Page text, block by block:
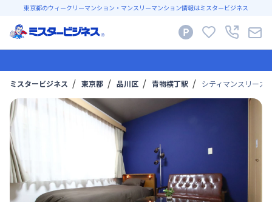
東京都のウィークリーマンション・マンスリーマンション情報はミスタービジネス
ミスタービジネス 東京都 品川区 青物横丁駅 シティマンスリー大